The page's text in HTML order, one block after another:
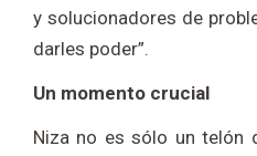
y solucionadores de
darles poder”.
Un momento crucial
Niza no es sólo un telón